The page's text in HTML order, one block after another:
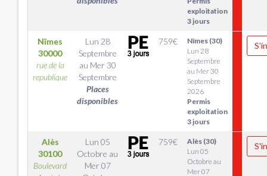
exploitation
3 jours
Nîmes
30000
rue de la
republique
Lun 28
Septembre
au Mer 30
Septembre
Places
disponibles
759€
Nîmes (30)
Lun 28
Septembre
au Mer 30
Septembre
2026
Permis
exploitation
3 jours
Alès
30100
Boulevard
Lun 05
Octobre au
Mer 07
759€
Alès (30)
Lun 05
Octobre au
Mer 07